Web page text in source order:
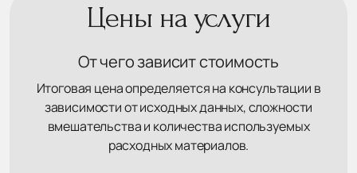
Цены на услуги
От чего зависит стоимость
Итоговая цена определяется на консультации в
зависимости от исходных данных, сложности
вмешательства и количества используемых
расходных материалов.